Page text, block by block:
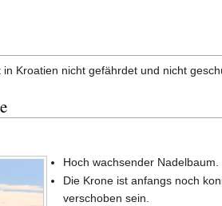
Kroatien nicht gefährdet und nicht
Hoch wachsender Nadelbaum.
Die Krone ist anfangs noch
verschoben sein.